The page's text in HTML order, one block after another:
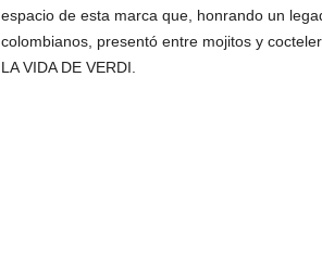
espacio de esta marca que, honrando un
colombianos, presentó entre mojitos y
LA VIDA DE VERDI.